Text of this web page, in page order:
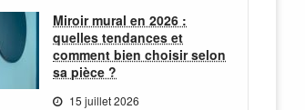
Miroir mural en 2026 :
quelles tendances et
comment bien choisir selon
sa pièce ?
15 juillet 2026